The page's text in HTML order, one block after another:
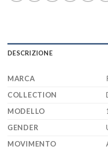
DESCRIZIONE
MARCA
COLLECTION
MODELLO
GENDER
MOVIMENTO